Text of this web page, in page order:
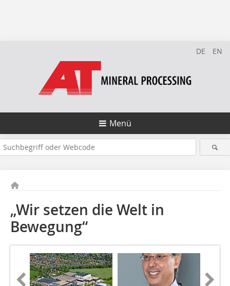
DE EN
Menü
„Wir setzen die Welt in
Bewegung“